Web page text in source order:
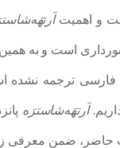
و اهمیت
است و به همین
فارسی ترجمه نشده
اَرتهَه‌شاسترَه
حاضر، ضمن معرفی